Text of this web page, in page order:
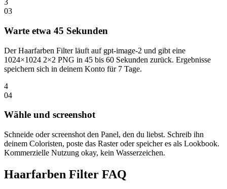
3
03
Warte etwa 45 Sekunden
Der Haarfarben Filter läuft auf gpt-image-2 und gibt eine
1024×1024 2×2 PNG in 45 bis 60 Sekunden zurück. Ergebnisse
speichern sich in deinem Konto für 7 Tage.
4
04
Wähle und screenshot
Schneide oder screenshot den Panel, den du liebst. Schreib ihn
deinem Coloristen, poste das Raster oder speicher es als Lookbook.
Kommerzielle Nutzung okay, kein Wasserzeichen.
Haarfarben Filter FAQ